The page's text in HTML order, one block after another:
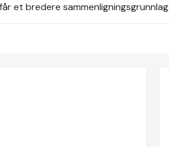
et bredere sammenligningsgrunnlag.